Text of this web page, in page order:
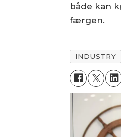
både kan
færgen.
INDUSTRY